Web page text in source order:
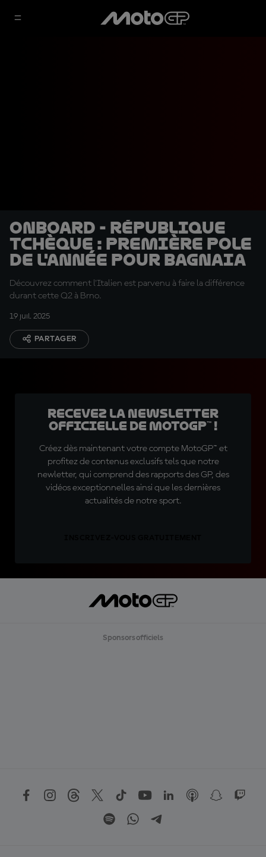
OnBoard - République
Tchèque : Première pole
de l'année pour Bagnaia
Découvrez comment l'Italien est parvenu à faire la différence
durant cette Q2 à Brno.
19 juil. 2025
PARTAGER
Recevez la Newsletter
officielle de MotoGP™ !
Créez dès maintenant votre compte MotoGP™ et
profitez de contenus exclusifs tels que notre
newletter, qui comprend des rapports des GP, des
vidéos exceptionnelles ainsi que les dernières
actualités de notre sport.
Sponsors officiels